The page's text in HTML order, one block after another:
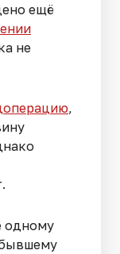
ещё
не
,
одному